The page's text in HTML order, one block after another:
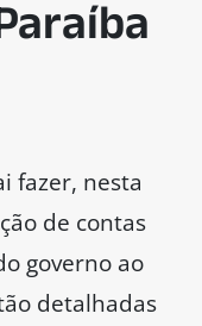
fazer, nesta
de contas
governo ao
detalhadas